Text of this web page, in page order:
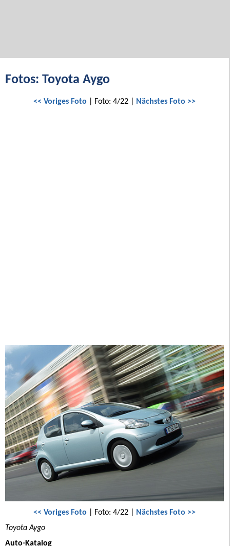
Fotos: Toyota Aygo
<< Voriges Foto | Foto: 4/22 | Nächstes Foto >>
<< Voriges Foto | Foto: 4/22 |
Nächstes Foto >>
Toyota Aygo
Auto-Katalog